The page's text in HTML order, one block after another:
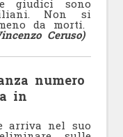
giudici sono
Non si
da morti.
Ceruso)
numero
in
arriva nel suo